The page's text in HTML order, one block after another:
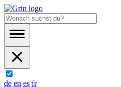
de en es fr